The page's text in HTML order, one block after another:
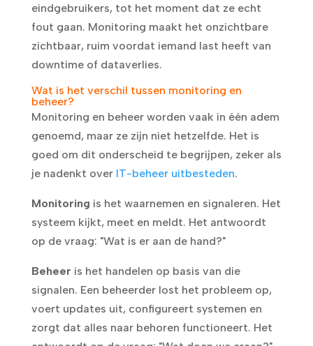
eindgebruikers, tot het moment dat ze echt
fout gaan. Monitoring maakt het onzichtbare
zichtbaar, ruim voordat iemand last heeft van
downtime of dataverlies.
Wat is het verschil tussen monitoring en
beheer?
Monitoring en beheer worden vaak in één adem
genoemd, maar ze zijn niet hetzelfde. Het is
goed om dit onderscheid te begrijpen, zeker als
je nadenkt over IT-beheer uitbesteden.
Monitoring is het waarnemen en signaleren. Het
systeem kijkt, meet en meldt. Het antwoordt
op de vraag: "Wat is er aan de hand?"
Beheer is het handelen op basis van die
signalen. Een beheerder lost het probleem op,
voert updates uit, configureert systemen en
zorgt dat alles naar behoren functioneert. Het